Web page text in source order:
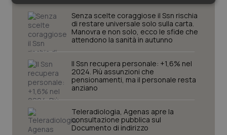
Senza scelte coraggiose il Ssn rischia
di restare universale solo sulla carta.
Manovra e non solo, ecco le sfide che
attendono la sanità in autunno
Il Ssn recupera personale: +1,6% nel
2024. Più assunzioni che
pensionamenti, ma il personale resta
anziano
Teleradiologia, Agenas apre la
consultazione pubblica sul
Documento di indirizzo
Necessari Statistici Marketing
Necessari Statistici Marketing
I cookie necessari contribuiscono a rendere fruibile il
navigazione sulle pagine e l'accesso alle aree
protette del sito. Il sito web non è in grado di
funzionare correttamente senza questi cookie.